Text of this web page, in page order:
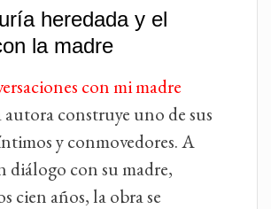
heredada y el
la madre
con mi madre
autora construye uno de sus
y conmovedores. A
diálogo con su madre,
cien años, la obra se